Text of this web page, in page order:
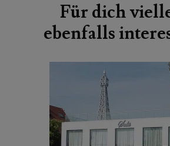
Für dich
ebenfalls